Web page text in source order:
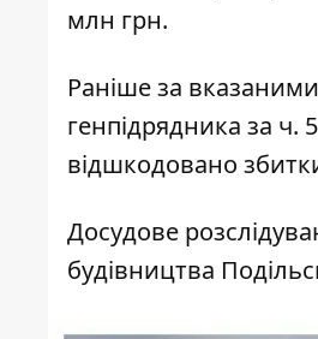
млн грн.
Раніше за
генпідрядника за ч.
відшкодовано
Досудове
будівництва